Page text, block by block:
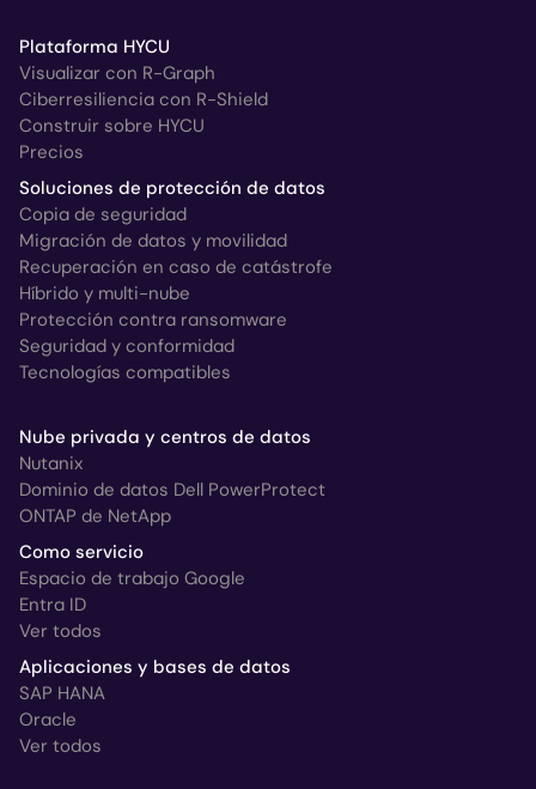
Plataforma HYCU
Visualizar con R-Graph
Ciberresiliencia con R-Shield
Construir sobre HYCU
Precios
Soluciones de protección de datos
Copia de seguridad
Migración de datos y movilidad
Recuperación en caso de catástrofe
Híbrido y multi-nube
Protección contra ransomware
Seguridad y conformidad
Tecnologías compatibles
Nube privada y centros de datos
Nutanix
Dominio de datos Dell PowerProtect
ONTAP de NetApp
Como servicio
Espacio de trabajo Google
Entra ID
Ver todos
Aplicaciones y bases de datos
SAP HANA
Oracle
Ver todos